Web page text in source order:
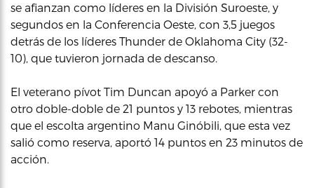
se afianzan como líderes en la División Suroeste, y
segundos en la Conferencia Oeste, con 3,5 juegos
detrás de los líderes Thunder de Oklahoma City (32-
10), que tuvieron jornada de descanso.
El veterano pívot Tim Duncan apoyó a Parker con
otro doble-doble de 21 puntos y 13 rebotes, mientras
que el escolta argentino Manu Ginóbili, que esta vez
salió como reserva, aportó 14 puntos en 23 minutos de
acción.